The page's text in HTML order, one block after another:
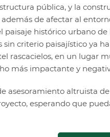
pública, y la
de afectar al
histórico urbano
criterio paisajístico ya
rascacielos, en un lugar
más impactante y
asesoramiento altruista
esperando que